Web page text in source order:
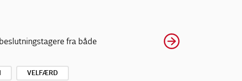
fra både
VELFÆRD